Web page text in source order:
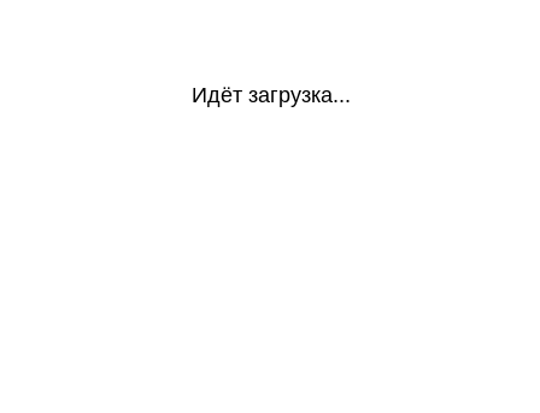
Идёт загрузка...